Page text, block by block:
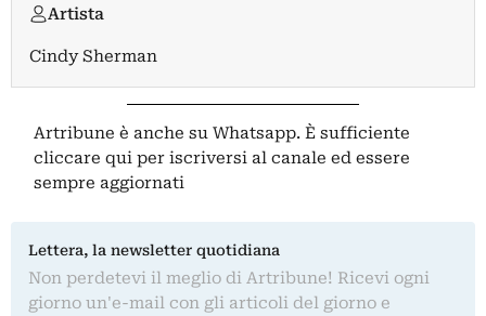
Artista
Cindy Sherman
Artribune è anche su Whatsapp. È sufficiente
cliccare qui per iscriversi al canale ed essere
sempre aggiornati
Lettera, la newsletter quotidiana
Non perdetevi il meglio di Artribune! Ricevi ogni
giorno un'e-mail con gli articoli del giorno e